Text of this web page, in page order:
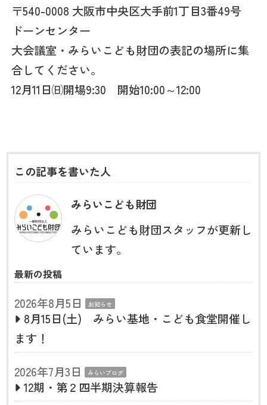
〒540-0008 大阪市中央区大手前1丁目3番49号
ドーンセンター
大会議室・みらいこども財団の表記の場所に集
合してください。
12月11日㈰開場9:30 開始10:00～12:00
この記事を書いた人
みらいこども財団
みらいこども財団スタッフが更新し
ています。
最新の投稿
2026年8月5日 お知らせ
8月15日(土) みらい基地・こども食堂開催し
ます！
2026年7月3日
みらいブログ
12期・第２四半期決算報告